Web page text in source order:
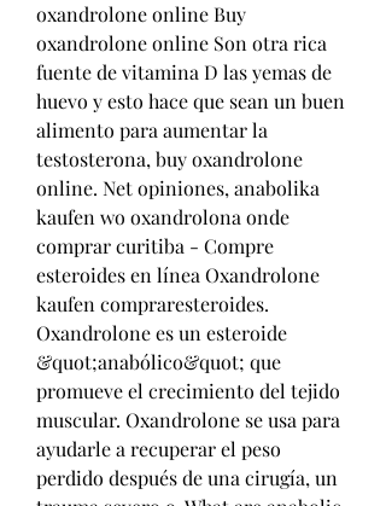
oxandrolone online Buy
oxandrolone online Son otra rica
fuente de vitamina D las yemas de
huevo y esto hace que sean un buen
alimento para aumentar la
testosterona, buy oxandrolone
online. Net opiniones, anabolika
kaufen wo oxandrolona onde
comprar curitiba - Compre
esteroides en línea Oxandrolone
kaufen compraresteroides.
Oxandrolone es un esteroide
&quot;anabólico&quot; que
promueve el crecimiento del tejido
muscular. Oxandrolone se usa para
ayudarle a recuperar el peso
perdido después de una cirugía, un